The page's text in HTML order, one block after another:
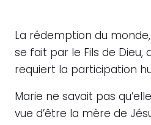
La rédemption du
se fait par le Fils de Dieu,
requiert la participation
Marie ne savait pas
vue d’être la mère de